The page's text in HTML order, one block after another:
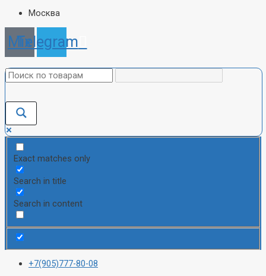
Москва
Mix
Telegram
Exact matches only
Search in title
Search in content
+7(905)777-80-08